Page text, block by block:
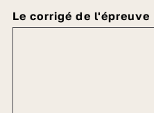
Le corrigé de l'épreuve